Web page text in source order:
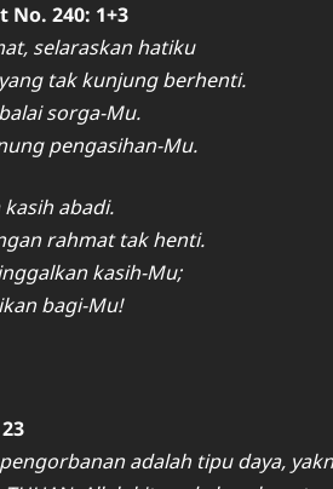
No. 240: 1+3
selaraskan hatiku
tak kunjung berhenti.
sorga-Mu.
pengasihan-Mu.
abadi.
rahmat tak henti.
kasih-Mu;
bagi-Mu!
adalah tipu daya,